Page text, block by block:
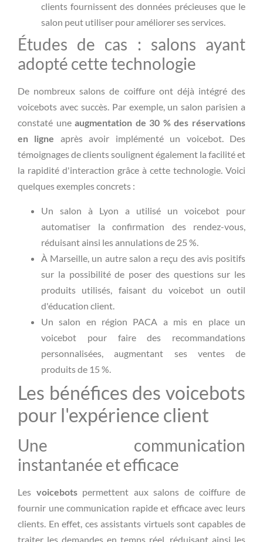
clients fournissent des données précieuses que le
salon peut utiliser pour améliorer ses services.
Études de cas : salons ayant
adopté cette technologie
De nombreux salons de coiffure ont déjà intégré des
voicebots avec succès. Par exemple, un salon parisien a
constaté uneaugmentation de 30 % des réservations
en ligne après avoir implémenté un voicebot. Des
témoignages de clients soulignent également la facilité et
la rapidité d'interaction grâce à cette technologie. Voici
quelques exemples concrets :
Un salon à Lyon a utilisé un voicebot pour
automatiser la confirmation des rendez-vous,
réduisant ainsi les annulations de 25 %.
À Marseille, un autre salon a reçu des avis positifs
sur la possibilité de poser des questions sur les
produits utilisés, faisant du voicebot un outil
d'éducation client.
Un salon en région PACA a mis en place un
voicebot pour faire des recommandations
personnalisées, augmentant ses ventes de
produits de 15 %.
Les bénéfices des voicebots
pour l'expérience client
Une communication
instantanée et efficace
Les voicebotspermettent aux salons de coiffure de
fournir une communication rapide et efficace avec leurs
clients. En effet, ces assistants virtuels sont capables de
traiter les demandes en temps réel, réduisant ainsi les